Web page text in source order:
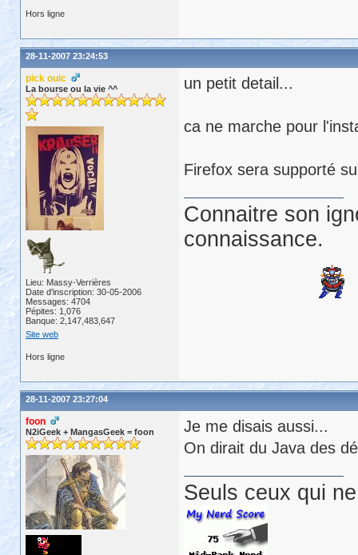
Hors ligne
28-11-2007 23:24:53
pick ouic
La bourse ou la vie ^^
Lieu: Massy-Verrières
Date d'inscription: 30-05-2006
Messages: 4704
Pépites: 1,076
Banque: 2,147,483,647
Site web
un petit detail...
ca ne marche pour
Firefox sera supporté
Connaitre son
connaissance.
Hors ligne
28-11-2007 23:27:04
foon
N2iGeek + MangasGeek = foon
Je me disais aussi...
On dirait du Java des
Seuls ceux qui